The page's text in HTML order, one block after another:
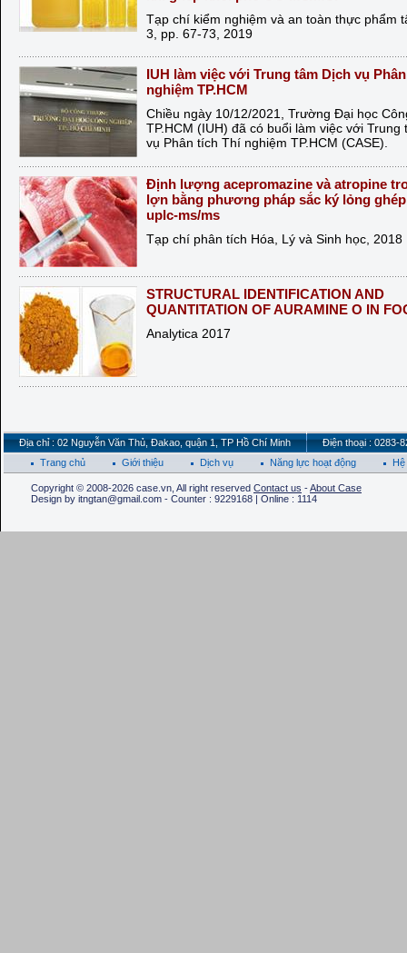
Tạp chí kiểm nghiệm và an toàn thực phẩm
3, pp. 67-73, 2019
IUH làm việc với Trung tâm Dịch vụ
nghiệm TP.HCM
Chiều ngày 10/12/2021, Trường Đại học
TP.HCM (IUH) đã có buổi làm việc với Trung
vụ Phân tích Thí nghiệm TP.HCM (CASE).
Định lượng acepromazine và atropine
lợn bằng phương pháp sắc ký lỏng
uplc-ms/ms
Tạp chí phân tích Hóa, Lý và Sinh học, 2018
STRUCTURAL IDENTIFICATION AND
QUANTITATION OF AURAMINE O IN
Analytica 2017
Địa chỉ : 02 Nguyễn Văn Thủ, Đakao, quận 1, TP Hồ Chí Minh
Điện thoại : 0283-
Trang chủ
Giới thiệu Dịch vụ Năng lực hoạt động
Copyright © 2008-2026 case.vn, All right reserved Contact us -About Case
Design by itngtan@gmail.com - Counter : 9229168 | Online : 1114